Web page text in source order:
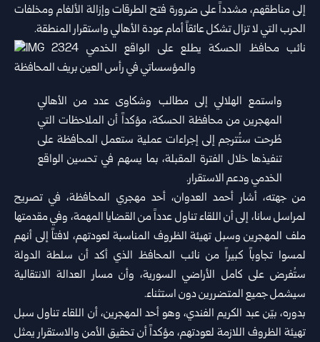
إلى مناطقهم، مشدداً على ضرورة فتح الطرقات وإزالة الألغام ومخلفات
الحرب التي لا تزال تشكل عائقاً أمام عودة الأهالي واستقرار المنطقة.
واستمع الهلالي إلى مطالب وشكاوى عدد من الأهالي
المهجرين من محافظة الحسكة، مؤكداً أن الملاحظات التي
طُرحت ستُترجم إلى إجراءات عملية ستعمل المحافظة على
تنفيذها خلال الفترة المقبلة، بما يسهم في تحسين الواقع
الخدمي ودعم الاستقرار.
من جهته، أشار أحمد العدوان، أحد مهجري المحافظة، في تصريح
لمراسل سانا، إلى أن اللقاء تناول عدداً من القضايا المهمة، وفي مقدمتها
ملف المهجرين وسبل تهيئة الظروف المناسبة لعودتهم، لافتاً إلى أنهم
لمسوا تجاوباً كبيراً من نائب المحافظ الذي أكد أن سلطة الدولة
ستُفرض على كامل الأراضي السورية، وأن مسار العدالة الانتقالية
سيشمل جميع المتضررين دون استثناء.
بدوره، بيّن عبد الكريم الفندي، وهو أحد المهجرين، أن اللقاء تناول سبل
تهيئة الظروف اللازمة لعودتهم، مؤكداً أن تحقيق الأمن والاستقرار يمثل